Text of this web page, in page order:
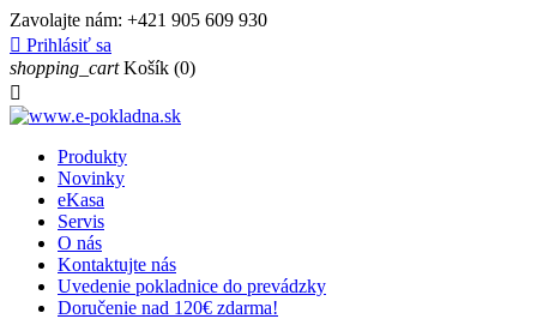
Zavolajte nám: +421 905 609 930
 Prihlásiť sa
shopping_cart Košík (0)

Produkty
Novinky
eKasa
Servis
O nás
Kontaktujte nás
Uvedenie pokladnice do prevádzky
Doručenie nad 120€ zdarma!